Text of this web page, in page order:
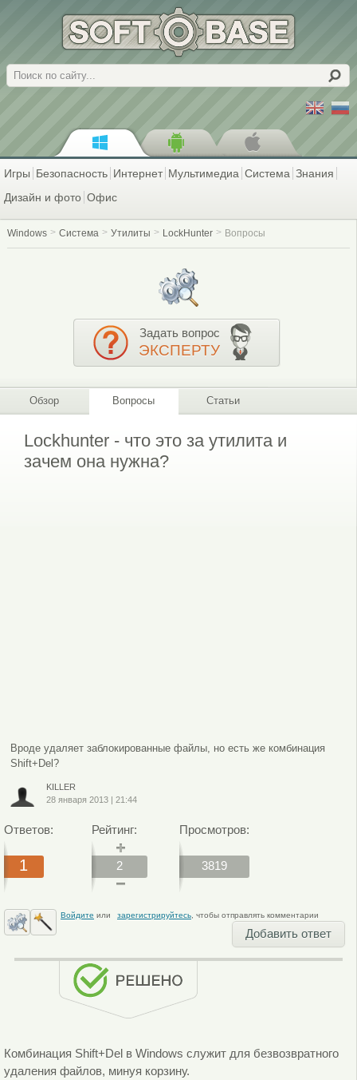
Поиск
Игры Безопасность Интернет Мультимедиа Система Знания
Дизайн и фото Офис
Windows Система Утилиты LockHunter Вопросы
Задать вопрос
ЭКСПЕРТУ
Обзор Вопросы Статьи
Lockhunter - что это за утилита и
зачем она нужна?
Вроде удаляет заблокированные файлы, но есть же комбинация
Shift+Del?
KILLER
28 января 2013| 21:44
Ответов:
1
Рейтинг:
2
Просмотров:
3819
Войдите или зарегистрируйтесь, чтобы отправлять комментарии
Добавить ответ
Комбинация Shift+Del в Windows служит для безвозвратного
удаления файлов, минуя корзину.